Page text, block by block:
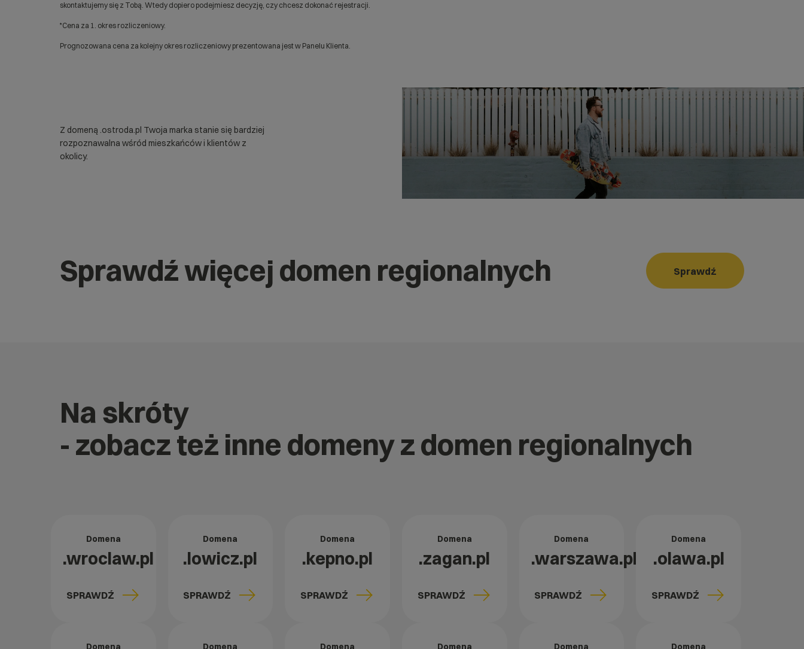
skontaktujemy się z Tobą. Wtedy dopiero podejmiesz decyzję, czy chcesz dokonać rejestracji.
*Cena za 1. okres rozliczeniowy.
Prognozowana cena za kolejny okres rozliczeniowy prezentowana jest w Panelu Klienta.
Z domeną .ostroda.pl Twoja marka stanie się bardziej
rozpoznawalna wśród mieszkańców i klientów z
okolicy.
Sprawdź więcej domen regionalnych Sprawdź
Na skróty
- zobacz też inne domeny z domen regionalnych
Domena
.wroclaw.pl
SPRAWDŹ
Domena
.lowicz.pl
SPRAWDŹ
Domena
.kepno.pl
SPRAWDŹ
Domena
.zagan.pl
SPRAWDŹ
Domena
.warszawa.pl
SPRAWDŹ
Domena
.olawa.pl
SPRAWDŹ
Domena Domena Domena Domena Domena Domena